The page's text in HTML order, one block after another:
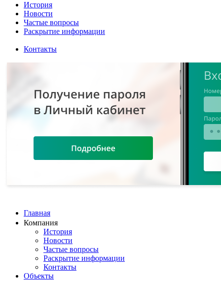
История
Новости
Частые вопросы
Раскрытие информации
Контакты
Главная
Компания
История
Новости
Частые вопросы
Раскрытие информации
Контакты
Объекты